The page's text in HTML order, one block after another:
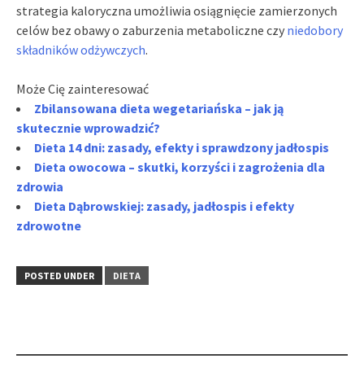
strategia kaloryczna umożliwia osiągnięcie zamierzonych
celów bez obawy o zaburzenia metaboliczne czy niedobory
składników odżywczych.
Może Cię zainteresować
Zbilansowana dieta wegetariańska – jak ją
skutecznie wprowadzić?
Dieta 14 dni: zasady, efekty i sprawdzony jadłospis
Dieta owocowa – skutki, korzyści i zagrożenia dla
zdrowia
Dieta Dąbrowskiej: zasady, jadłospis i efekty
zdrowotne
POSTED UNDER DIETA